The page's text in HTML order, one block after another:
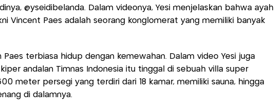
@yseidibelanda. Dalam videonya, Yesi menjelaskan bahwa ayah
Vincent Paes adalah seorang konglomerat yang memiliki banyak
Paes terbiasa hidup dengan kemewahan. Dalam video Yesi juga
andalan Timnas Indonesia itu tinggal di sebuah villa super
meter persegi yang terdiri dari 18 kamar, memiliki sauna, hingga
di dalamnya.